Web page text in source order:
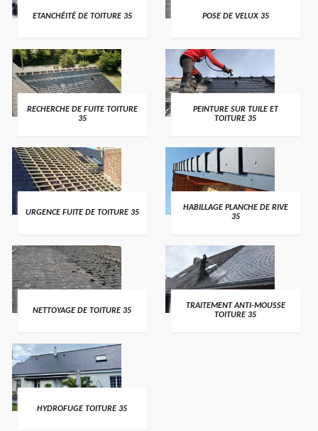
ETANCHÉITÉ DE TOITURE 35 POSE DE VELUX 35
RECHERCHE DE FUITE TOITURE
35
PEINTURE SUR TUILE ET
TOITURE 35
URGENCE FUITE DE TOITURE 35
HABILLAGE PLANCHE DE RIVE
35
NETTOYAGE DE TOITURE 35
TRAITEMENT ANTI-MOUSSE
TOITURE 35
HYDROFUGE TOITURE 35